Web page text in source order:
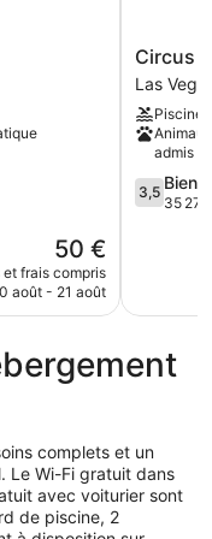
Le
nouveau
prix
50 €
et frais compris
août - 21 août
Circus
Circus
Hotel,
Casino
&
Theme
Park
Las
Circus
Las
Piscine
admis
3.5
sur
3,5 Bien
35
complets et un
Le Wi-Fi gratuit dans
avec voiturier sont
de piscine, 2